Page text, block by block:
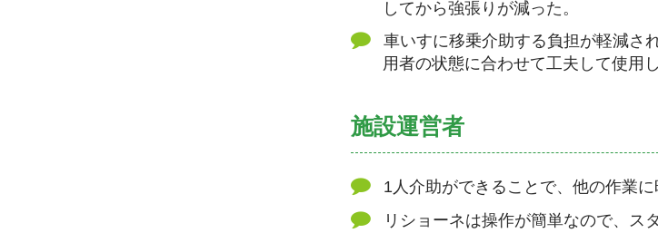
してから強張りが減った。
車いすに移乗介助する負担が軽減さ
用者の状態に合わせて工夫して使用
施設運営者
1人介助ができることで、他の作業
リショーネは操作が簡単なので、ス